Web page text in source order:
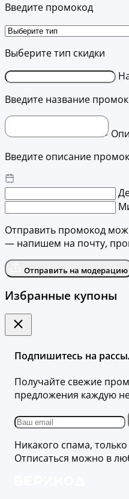
Введите промокод
Выберите тип скидки
Введите название
Введите описание
Отправить промокод
— напишем на почту,
Отправить на модерацию
Избранные купоны
Подпишитесь на
Получайте свежие
предложения каждую
Никакого спама,
Отписаться можно в